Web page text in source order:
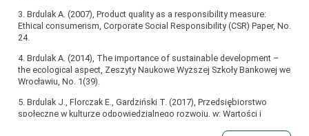
3. Brdulak A. (2007), Product quality as a responsibility measure:
Ethical consumerism, Corporate Social Responsibility (CSR) Paper, No.
24.
4. Brdulak A. (2014), The importance of sustainable development –
the ecological aspect, Zeszyty Naukowe Wyższej Szkoły Bankowej we
Wrocławiu, No. 1(39).
5. Brdulak J., Florczak E., Gardziński T. (2017), Przedsiębiorstwo
społeczne w kulturze odpowiedzialnego rozwoju, w: Wartości i